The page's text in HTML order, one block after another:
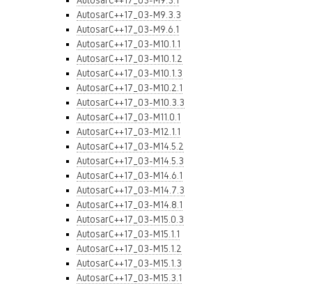
AutosarC++17_03-M9.3.3
AutosarC++17_03-M9.6.1
AutosarC++17_03-M10.1.1
AutosarC++17_03-M10.1.2
AutosarC++17_03-M10.1.3
AutosarC++17_03-M10.2.1
AutosarC++17_03-M10.3.3
AutosarC++17_03-M11.0.1
AutosarC++17_03-M12.1.1
AutosarC++17_03-M14.5.2
AutosarC++17_03-M14.5.3
AutosarC++17_03-M14.6.1
AutosarC++17_03-M14.7.3
AutosarC++17_03-M14.8.1
AutosarC++17_03-M15.0.3
AutosarC++17_03-M15.1.1
AutosarC++17_03-M15.1.2
AutosarC++17_03-M15.1.3
AutosarC++17_03-M15.3.1